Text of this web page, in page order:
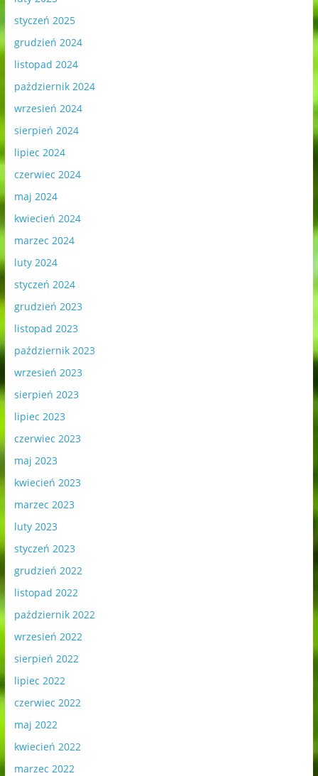
styczeń 2025
grudzień 2024
listopad 2024
październik 2024
wrzesień 2024
sierpień 2024
lipiec 2024
czerwiec 2024
maj 2024
kwiecień 2024
marzec 2024
luty 2024
styczeń 2024
grudzień 2023
listopad 2023
październik 2023
wrzesień 2023
sierpień 2023
lipiec 2023
czerwiec 2023
maj 2023
kwiecień 2023
marzec 2023
luty 2023
styczeń 2023
grudzień 2022
listopad 2022
październik 2022
wrzesień 2022
sierpień 2022
lipiec 2022
czerwiec 2022
maj 2022
kwiecień 2022
marzec 2022